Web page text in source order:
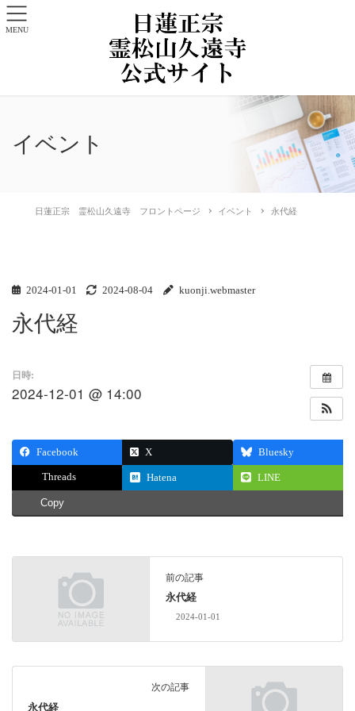
イベント
日蓮正宗 霊松山久遠寺 フロントページ イベント 永代経
2024-01-01 2024-08-04 kuonji.webmaster
永代経
日時:
2024-12-01 @ 14:00
Facebook X Bluesky
Threads Hatena LINE
Copy
前の記事
永代経
2024-01-01
次の記事
永代経
MENU